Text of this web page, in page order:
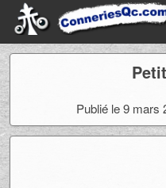
Publié le 9 mars